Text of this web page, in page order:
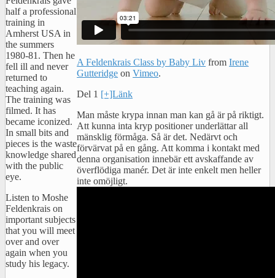
A Feldenkrais Class by Baby Liv fromIrene
Gutteridge onVimeo.
Del 1 [+]Länk
Man måste krypa innan man kan gå är på riktigt.
Att kunna inta kryp positioner underlättar all
mänsklig förmåga. Så är det. Nedärvt och
förvärvat på en gång. Att komma i kontakt med
denna organisation innebär ett avskaffande av
överflödiga manér. Det är inte enkelt men heller
inte omöjligt.
half a professional
training in
Amherst USA in
the summers
1980-81. Then he
fell ill and never
returned to
teaching again.
The training was
filmed. It has
became iconized.
In small bits and
pieces is the waste
knowledge shared
with the public
eye.
Listen to Moshe
Feldenkrais on
important subjects
that you will meet
over and over
again when you
study his legacy.